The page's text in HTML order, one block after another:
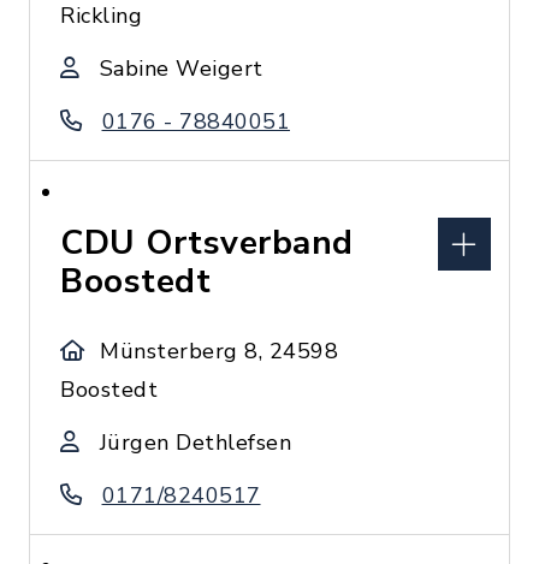
Rickling
Sabine Weigert
0176 - 78840051
CDU Ortsverband
Boostedt
Münsterberg 8, 24598
Boostedt
Jürgen Dethlefsen
0171/8240517